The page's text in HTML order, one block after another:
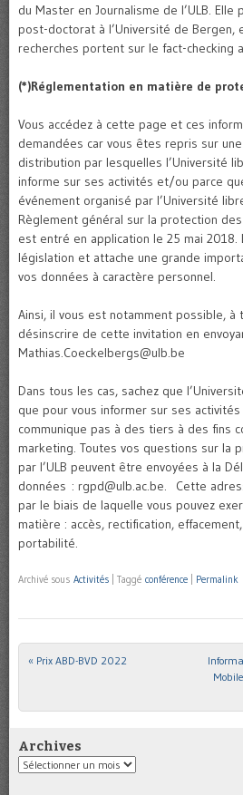
du Master en Journalisme de l’ULB.
post-doctorat à l’Université de Bergen,
recherches portent sur le fact-checking
(*)Réglementation en matière de
Vous accédez à cette page et ces
demandées car vous êtes repris sur
distribution par lesquelles l’Université
informe sur ses activités et/ou parce
événement organisé par l’Université
Règlement général sur la protection
est entré en application le 25 mai 2018.
législation et attache une grande
vos données à caractère personnel.
Ainsi, il vous est notamment possible, à
désinscrire de cette invitation en
Mathias.Coeckelbergs@ulb.be
Dans tous les cas, sachez que
que pour vous informer sur ses
communique pas à des tiers à des fins
marketing. Toutes vos questions sur la
par l’ULB peuvent être envoyées à la
données : rgpd@ulb.ac.be. Cette
par le biais de laquelle vous pouvez
matière : accès, rectification,
portabilité.
Archivé sous Activités Taggé conférence Permalink
Post navigation
« Prix ABD-BVD 2022
Archives
Archives